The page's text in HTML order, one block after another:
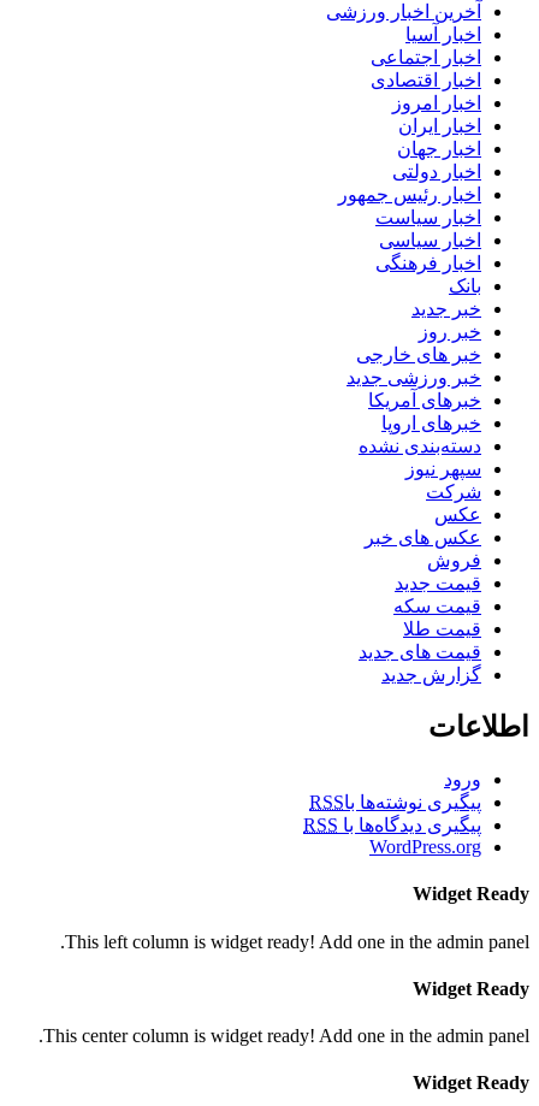
آخرین اخبار ورزشی
اخبار آسیا
اخبار اجتماعی
اخبار اقتصادی
اخبار امروز
اخبار ایران
اخبار جهان
اخبار دولتی
اخبار رئیس جمهور
اخبار سیاست
اخبار سیاسی
اخبار فرهنگی
بانک
خبر جدید
خبر روز
خبر های خارجی
خبر ورزشی جدید
خبرهای آمریکا
خبرهای اروپا
دسته‌بندی نشده
سپهر نیوز
شرکت
عکس
عکس های خبر
فروش
قیمت جدید
قیمت سکه
قیمت طلا
قیمت های جدید
گزارش جدید
اطلاعات
ورود
پیگیری نوشته‌ها باRSS
پیگیری دیدگاه‌ها با RSS
WordPress.org
Widget Ready
This left column is widget ready! Add one in the admin panel.
Widget Ready
This center column is widget ready! Add one in the admin panel.
Widget Ready